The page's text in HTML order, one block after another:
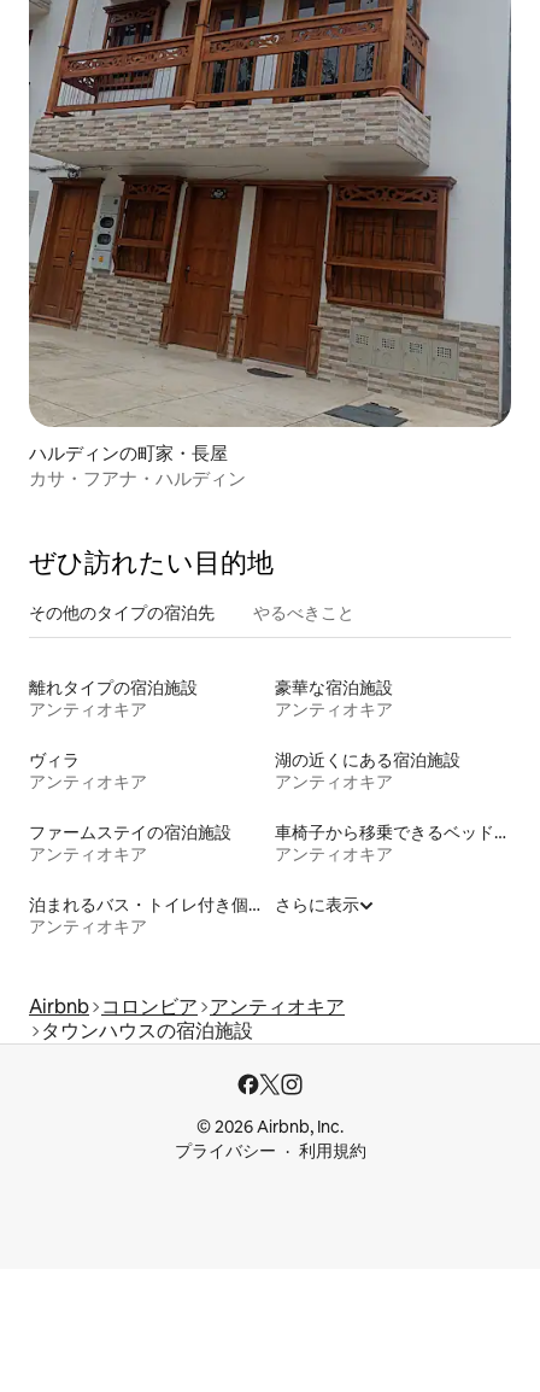
ハルディンの町家・長屋
カサ・フアナ・ハルディン
ぜひ訪⁠れ⁠た⁠い目⁠的⁠地
その他のタ⁠イ⁠プ⁠の宿⁠泊⁠先 やるべきこと
離れタイプの宿泊施設
アンティオキア
豪華な宿泊施設
アンティオキア
ヴィラ
アンティオキア
湖の近くにある宿泊施設
アンティオキア
ファームステイの宿泊施設
アンティオキア
車椅子から移乗できるベッドがある宿泊施設
アンティオキア
泊まれるバス・トイレ付き個室
アンティオキア
さらに表示
Airbnb コロンビア アンティオキア
タウンハウスの宿泊施設
© 2026 Airbnb, Inc.
プライバシー
利用規約